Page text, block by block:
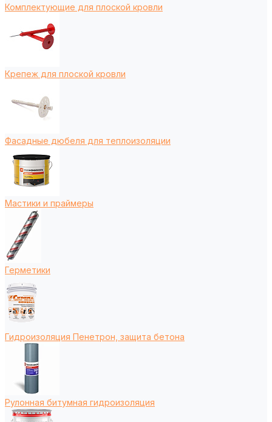
Комплектующие для плоской кровли
Крепеж для плоской кровли
Фасадные дюбеля для теплоизоляции
Мастики и праймеры
Герметики
Гидроизоляция Пенетрон, защита бетона
Рулонная битумная гидроизоляция